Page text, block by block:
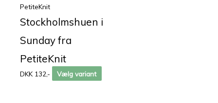
PetiteKnit
Stockholmshuen i
Sunday fra
PetiteKnit
DKK 132,- Vælg variant